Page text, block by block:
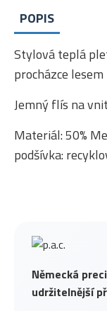
Německá
udržitelnější
POPIS
Stylová teplá
procházce
Jemný flís na
Materiál: 50%
podšívka: